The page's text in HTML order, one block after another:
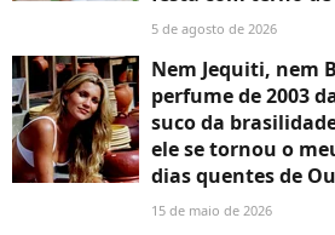
5 de agosto de 2026
Nem Jequiti, nem
perfume de 2003
suco da
ele se tornou o
dias quentes de
15 de maio de 2026